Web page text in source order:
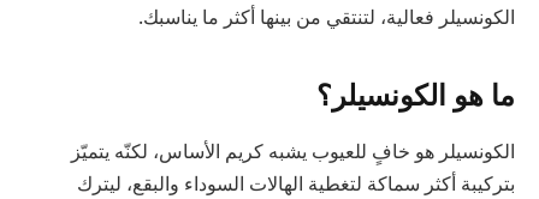
الكونسيلر فعالية، لتنتقي من بينها أكثر ما يناسبك.
ما هو الكونسيلر؟
الكونسيلر هو خافٍ للعيوب يشبه كريم الأساس، لكنّه يتميّز
بتركيبة أكثر سماكة لتغطية الهالات السوداء والبقع، ليترك